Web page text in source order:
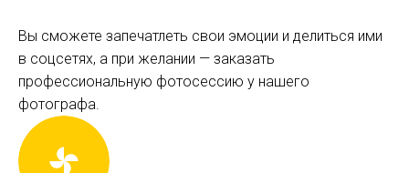
Вы сможете запечатлеть свои эмоции и делиться ими
в соцсетях, а при желании — заказать
профессиональную фотосессию у нашего
фотографа.
БЕСПЛАТНО
с 8 лет
выходные и праздники, пятница с 17:00